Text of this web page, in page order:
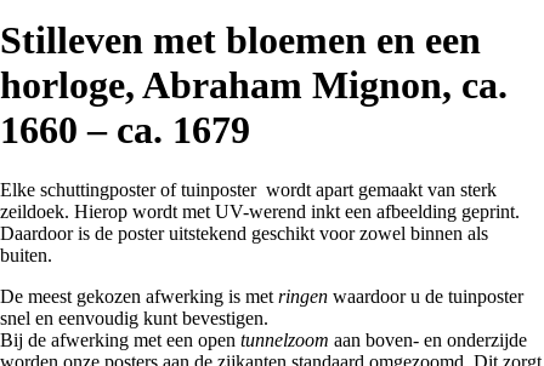
Stilleven met bloemen en een
horloge, Abraham Mignon, ca.
1660 – ca. 1679
Elke schuttingposter of tuinposter wordt apart gemaakt van sterk
zeildoek. Hierop wordt met UV-werend inkt een afbeelding geprint.
Daardoor is de poster uitstekend geschikt voor zowel binnen als
buiten.
De meest gekozen afwerking is met ringen waardoor u de tuinposter
snel en eenvoudig kunt bevestigen.
Bij de afwerking met een open tunnelzoom aan boven- en onderzijde
worden onze posters aan de zijkanten standaard omgezoomd. Dit zorgt